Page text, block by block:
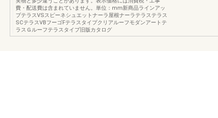
費・配送費は含まれていません。単位：mm新商品ラインアッ
プテラスVSスピーネシュエットナーラ屋根ナーラテラステラス
SCテラスVBフーゴFテラスタイプクリアルーフモダンアートテ
ラスＧルーフテラスタイプ旧版カタログ